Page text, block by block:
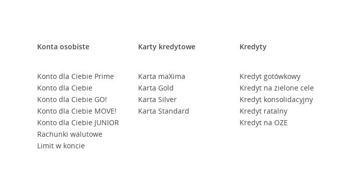
Konta osobiste
Konto dla Ciebie Prime
Konto dla Ciebie
Konto dla Ciebie GO!
Konto dla Ciebie MOVE!
Konto dla Ciebie JUNIOR
Rachunki walutowe
Limit w koncie
Karty kredytowe
Karta maXima
Karta Gold
Karta Silver
Karta Standard
Kredyty
Kredyt gotówkowy
Kredyt na zielone cele
Kredyt konsolidacyjny
Kredyt ratalny
Kredyt na OZE